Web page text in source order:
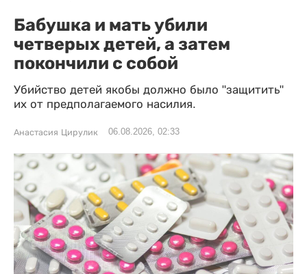
Бабушка и мать убили
четверых детей, а затем
покончили с собой
Убийство детей якобы должно было "защитить"
их от предполагаемого насилия.
Анастасия Цирулик 06.08.2026, 02:33